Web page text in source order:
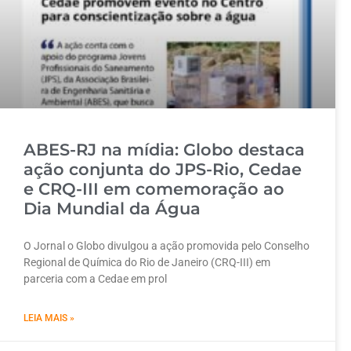
ABES-RJ na mídia: Globo destaca
ação conjunta do JPS-Rio, Cedae
e CRQ-III em comemoração ao
Dia Mundial da Água
O Jornal o Globo divulgou a ação promovida pelo Conselho
Regional de Química do Rio de Janeiro (CRQ-III) em
parceria com a Cedae em prol
LEIA MAIS »